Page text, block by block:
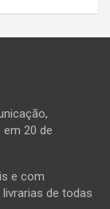
20 de
e com
de todas